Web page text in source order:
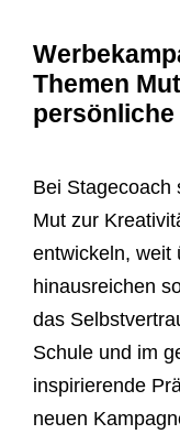
Themen
Bei Stagecoach
Mut zur
entwickeln, weit
hinausreichen
das
Schule und im
inspirierende
neuen